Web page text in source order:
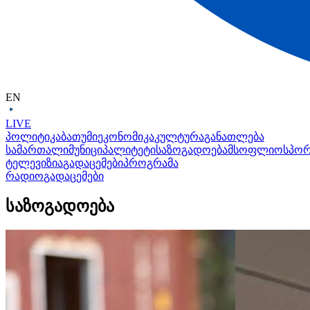
EN
LIVE
პოლიტიკაბათუმიეკონომიკაკულტურაგანათლება
სამართალიმუნიციპალიტეტისაზოგადოებამსოფლიო
ტელევიზიაგადაცემებიპროგრამა
რადიოგადაცემები
საზოგადოება